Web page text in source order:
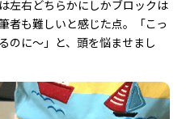
左右どちらかにしかブロックは
者も難しいと感じた点。「こっ
のに～」と、頭を悩ませまし